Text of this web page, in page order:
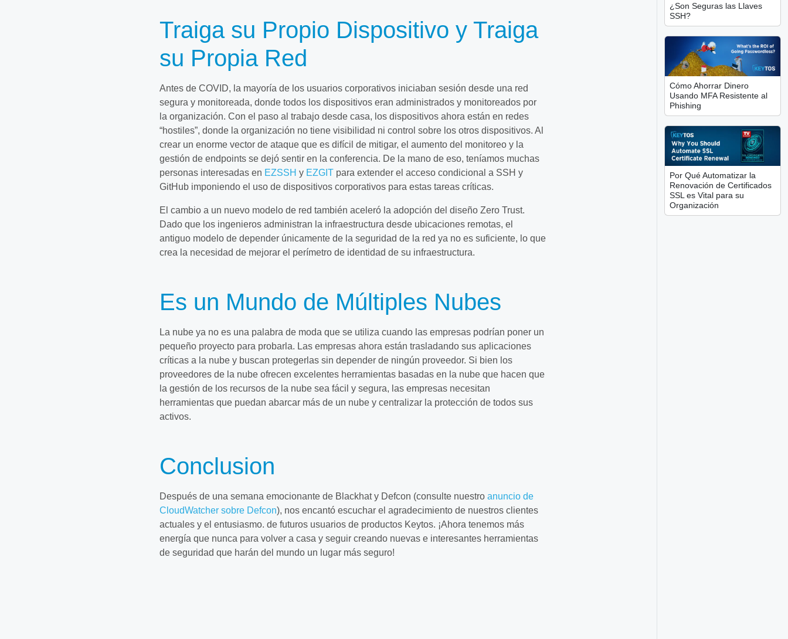
Traiga su Propio Dispositivo y Traiga
su Propia Red
Antes de COVID, la mayoría de los usuarios corporativos iniciaban sesión desde una red
segura y monitoreada, donde todos los dispositivos eran administrados y monitoreados por
la organización. Con el paso al trabajo desde casa, los dispositivos ahora están en redes
“hostiles”, donde la organización no tiene visibilidad ni control sobre los otros dispositivos. Al
crear un enorme vector de ataque que es difícil de mitigar, el aumento del monitoreo y la
gestión de endpoints se dejó sentir en la conferencia. De la mano de eso, teníamos muchas
personas interesadas en EZSSH y EZGIT para extender el acceso condicional a SSH y
GitHub imponiendo el uso de dispositivos corporativos para estas tareas críticas.
El cambio a un nuevo modelo de red también aceleró la adopción del diseño Zero Trust.
Dado que los ingenieros administran la infraestructura desde ubicaciones remotas, el
antiguo modelo de depender únicamente de la seguridad de la red ya no es suficiente, lo que
crea la necesidad de mejorar el perímetro de identidad de su infraestructura.
Es un Mundo de Múltiples Nubes
La nube ya no es una palabra de moda que se utiliza cuando las empresas podrían poner un
pequeño proyecto para probarla. Las empresas ahora están trasladando sus aplicaciones
críticas a la nube y buscan protegerlas sin depender de ningún proveedor. Si bien los
proveedores de la nube ofrecen excelentes herramientas basadas en la nube que hacen que
la gestión de los recursos de la nube sea fácil y segura, las empresas necesitan
herramientas que puedan abarcar más de un nube y centralizar la protección de todos sus
activos.
Conclusion
Después de una semana emocionante de Blackhat y Defcon (consulte nuestro anuncio de
CloudWatcher sobre Defcon), nos encantó escuchar el agradecimiento de nuestros clientes
actuales y el entusiasmo. de futuros usuarios de productos Keytos. ¡Ahora tenemos más
energía que nunca para volver a casa y seguir creando nuevas e interesantes herramientas
de seguridad que harán del mundo un lugar más seguro!
¿Son Seguras las Llaves
SSH?
Cómo Ahorrar Dinero
Usando MFA Resistente al
Phishing
Por Qué Automatizar la
Renovación de Certificados
SSL es Vital para su
Organización